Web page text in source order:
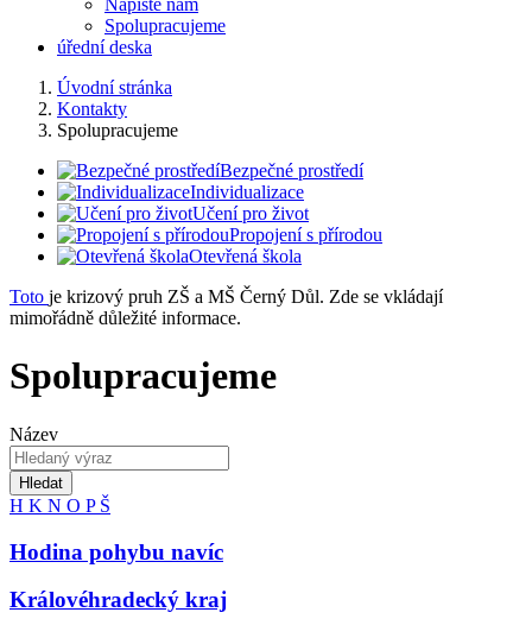
Napište nám
Spolupracujeme
úřední deska
Úvodní stránka
Kontakty
Spolupracujeme
Bezpečné prostředí
Individualizace
Učení pro život
Propojení s přírodou
Otevřená škola
Toto je krizový pruh ZŠ a MŠ Černý Důl. Zde se vkládají
mimořádně důležité informace.
Spolupracujeme
Název
Hledat
H K N O P Š
Hodina pohybu navíc
Královéhradecký kraj